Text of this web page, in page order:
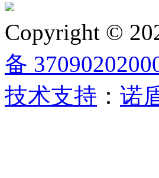
Copyright ©
备
技术支持 ： 诺